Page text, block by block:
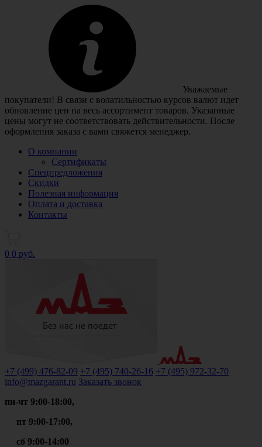
Уважаемые
покупатели! В связи с волатильностью курсов валют идет
обновление цен на весь ассортимент товаров. Указанные
цены могут не соответствовать действительности. После
оформления заказа с вами свяжется менеджер.
О компании
Сертификаты
Спецпредложения
Скидки
Полезная информация
Оплата и доставка
Контакты
0 0 руб.
+7 (499) 476-82-09 +7 (495) 740-26-16 +7 (495) 972-32-70
info@mazgarant.ru Заказать звонок
пн-чт 9:00-18:00,
пт 9:00-17:00,
сб 9:00-14:00